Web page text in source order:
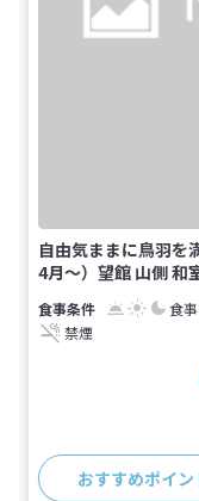
自由気ままに鳥羽を
4月～）望館 山側 和
食
禁煙
おすすめポイン